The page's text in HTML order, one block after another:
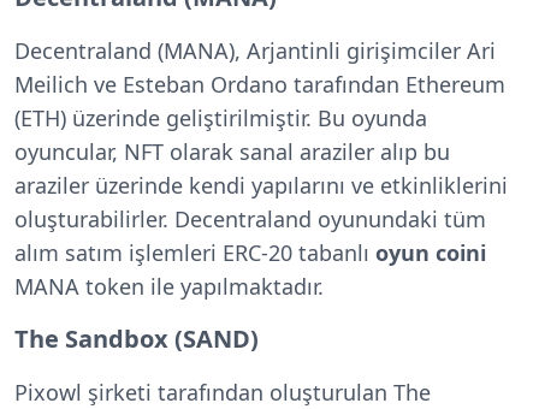
Decentraland (MANA), Arjantinli girişimciler Ari
Meilich ve Esteban Ordano tarafından Ethereum
(ETH) üzerinde geliştirilmiştir. Bu oyunda
oyuncular, NFT olarak sanal araziler alıp bu
araziler üzerinde kendi yapılarını ve etkinliklerini
oluşturabilirler. Decentraland oyunundaki tüm
alım satım işlemleri ERC-20 tabanlı oyun coini
MANA token ile yapılmaktadır.
The Sandbox (SAND)
Pixowl şirketi tarafından oluşturulan The